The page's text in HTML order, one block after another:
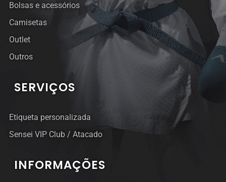
Bolsas e acessórios
Camisetas
Outlet
Outros
SERVIÇOS
Etiqueta personalizada
Sensei VIP Club / Atacado
INFORMAÇÕES